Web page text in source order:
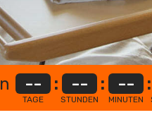
--
TAGE
: --
STUNDEN
: --
MINUTEN
: